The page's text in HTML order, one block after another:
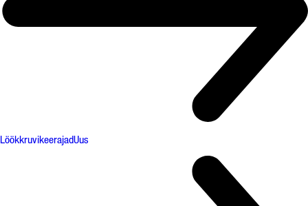
LöökkruvikeerajadUus